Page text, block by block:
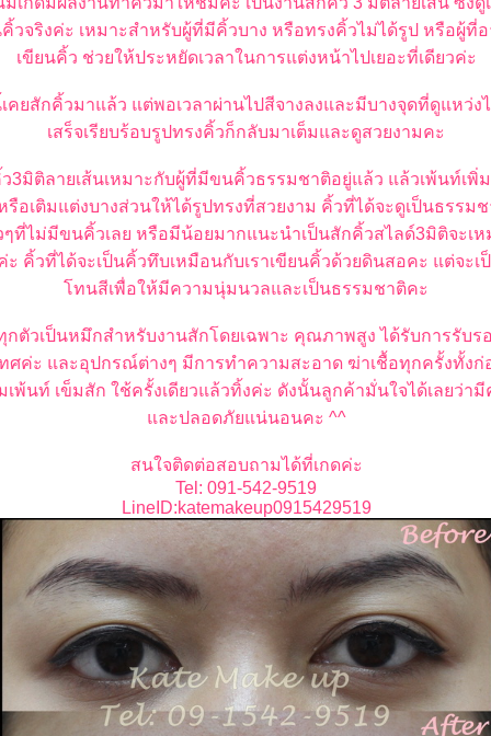
วจริงค่ะ เหมาะสำหรับผู้ที่มีคิ้วบาง หรือทรงคิ้วไม่ได้รูป หรือผู้ที่
เขียนคิ้ว ช่วยให้ประหยัดเวลาในการแต่งหน้าไปเยอะที่เดียวค่ะ
คยสักคิ้วมาแล้ว แต่พอเวลาผ่านไปสีจางลงและมีบางจุดที่ดูแหว่ง
เสร็จเรียบร้อบรูปทรงคิ้วก็กลับมาเต็มและดูสวยงามคะ
3มิติลายเส้นเหมาะกับผู้ที่มีขนคิ้วธรรมชาติอยู่แล้ว แล้วเพ้นท์เพิ่
รือเติมแต่งบางส่วนให้ได้รูปทรงที่สวยงาม คิ้วที่ได้จะดูเป็นธรรม
ๆที่ไม่มีขนคิ้วเลย หรือมีน้อยมากแนะนำเป็นสักคิ้วสไลด์3มิติจะเ
ะ คิ้วที่ได้จะเป็นคิ้วทึบเหมือนกับเราเขียนคิ้วด้วยดินสอคะ แต่จะเ
ทนสีเพื่อให้มีความนุ่มนวลและเป็นธรรมชาติคะ
ตัวเป็นหมึกสำหรับงานสักโดยเฉพาะ คุณภาพสูง ได้รับการรับร
ทศค่ะ และอุปกรณ์ต่างๆ มีการทำความสะอาด ฆ่าเชื้อทุกครั้งทั้ง
เพ้นท์ เข็มสัก ใช้ครั้งเดียวแล้วทิ้งค่ะ ดังนั้นลูกค้ามั่นใจได้เลยว่า
ละปลอดภัยแน่นอนคะ ^^
สนใจติดต่อสอบถามได้ที่เกดค่ะ
Tel: 091-542-9519
LineID:katemakeup0915429519